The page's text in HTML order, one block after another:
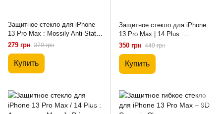
Защитное стекло для iPhone
13 Pro Max : Mossily Anti-Static
с защитой динамика
279 грн 379 грн
Купить
Защитное стекло для iPhone
13 Pro Max | 14 Plus :
антишпион NeMinute (Privacy)
350 грн 440 грн
Купить